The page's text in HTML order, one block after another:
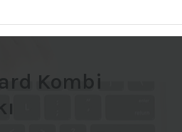
Kombi